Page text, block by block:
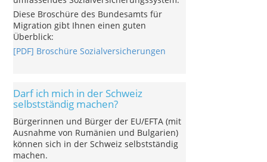
Diese Broschüre des Bundesamts für
Migration gibt Ihnen einen guten
Überblick:
[PDF] Broschüre Sozialversicherungen
Darf ich mich in der Schweiz
selbstständig machen?
Bürgerinnen und Bürger der EU/EFTA (mit
Ausnahme von Rumänien und Bulgarien)
können sich in der Schweiz selbstständig
machen.